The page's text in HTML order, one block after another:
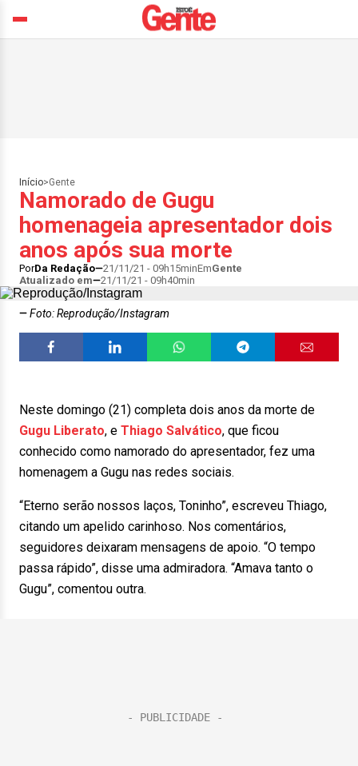
Início>Gente
Namorado de Gugu
homenageia apresentador dois
anos após sua morte
PorDa Redação 21/11/21 - 09h15minEmGente
Atualizado em
21/11/21 - 09h40min
Foto: Reprodução/Instagram
Neste domingo (21) completa dois anos da morte de
Gugu Liberato, e Thiago Salvático, que ficou
conhecido como namorado do apresentador, fez uma
homenagem a Gugu nas redes sociais.
“Eterno serão nossos laços, Toninho”, escreveu Thiago,
citando um apelido carinhoso. Nos comentários,
seguidores deixaram mensagens de apoio. “O tempo
passa rápido”, disse uma admiradora. “Amava tanto o
Gugu”, comentou outra.